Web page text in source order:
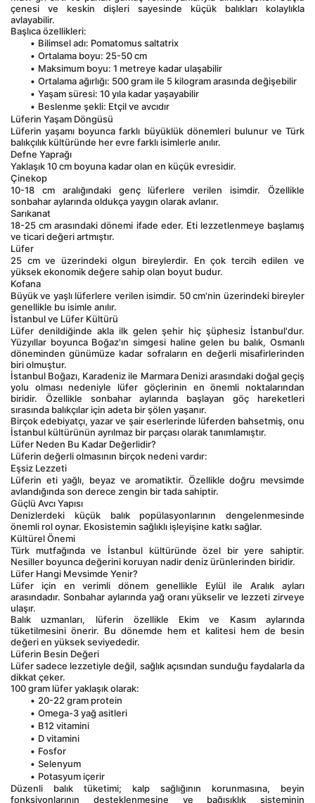
çenesi ve keskin dişleri sayesinde küçük balıkları kolaylıkla
avlayabilir.
Başlıca özellikleri:
Bilimsel adı: Pomatomus saltatrix
Ortalama boyu: 25-50 cm
Maksimum boyu: 1 metreye kadar ulaşabilir
Ortalama ağırlığı: 500 gram ile 5 kilogram arasında değişebilir
Yaşam süresi: 10 yıla kadar yaşayabilir
Beslenme şekli: Etçil ve avcıdır
Lüferin Yaşam Döngüsü
Lüferin yaşamı boyunca farklı büyüklük dönemleri bulunur ve Türk
balıkçılık kültüründe her evre farklı isimlerle anılır.
Defne Yaprağı
Yaklaşık 10 cm boyuna kadar olan en küçük evresidir.
Çinekop
10-18 cm aralığındaki genç lüferlere verilen isimdir. Özellikle
sonbahar aylarında oldukça yaygın olarak avlanır.
Sarıkanat
18-25 cm arasındaki dönemi ifade eder. Eti lezzetlenmeye başlamış
ve ticari değeri artmıştır.
Lüfer
25 cm ve üzerindeki olgun bireylerdir. En çok tercih edilen ve
yüksek ekonomik değere sahip olan boyut budur.
Kofana
Büyük ve yaşlı lüferlere verilen isimdir. 50 cm'nin üzerindeki bireyler
genellikle bu isimle anılır.
İstanbul ve Lüfer Kültürü
Lüfer denildiğinde akla ilk gelen şehir hiç şüphesiz İstanbul'dur.
Yüzyıllar boyunca Boğaz'ın simgesi haline gelen bu balık, Osmanlı
döneminden günümüze kadar sofraların en değerli misafirlerinden
biri olmuştur.
İstanbul Boğazı, Karadeniz ile Marmara Denizi arasındaki doğal geçiş
yolu olması nedeniyle lüfer göçlerinin en önemli noktalarından
biridir. Özellikle sonbahar aylarında başlayan göç hareketleri
sırasında balıkçılar için adeta bir şölen yaşanır.
Birçok edebiyatçı, yazar ve şair eserlerinde lüferden bahsetmiş, onu
İstanbul kültürünün ayrılmaz bir parçası olarak tanımlamıştır.
Lüfer Neden Bu Kadar Değerlidir?
Lüferin değerli olmasının birçok nedeni vardır:
Eşsiz Lezzeti
Lüferin eti yağlı, beyaz ve aromatiktir. Özellikle doğru mevsimde
avlandığında son derece zengin bir tada sahiptir.
Güçlü Avcı Yapısı
Denizlerdeki küçük balık popülasyonlarının dengelenmesinde
önemli rol oynar. Ekosistemin sağlıklı işleyişine katkı sağlar.
Kültürel Önemi
Türk mutfağında ve İstanbul kültüründe özel bir yere sahiptir.
Nesiller boyunca değerini koruyan nadir deniz ürünlerinden biridir.
Lüfer Hangi Mevsimde Yenir?
Lüfer için en verimli dönem genellikle Eylül ile Aralık ayları
arasındadır. Sonbahar aylarında yağ oranı yükselir ve lezzeti zirveye
ulaşır.
Balık uzmanları, lüferin özellikle Ekim ve Kasım aylarında
tüketilmesini önerir. Bu dönemde hem et kalitesi hem de besin
değeri en yüksek seviyededir.
Lüferin Besin Değeri
Lüfer sadece lezzetiyle değil, sağlık açısından sunduğu faydalarla da
dikkat çeker.
100 gram lüfer yaklaşık olarak:
20-22 gram protein
Omega-3 yağ asitleri
B12 vitamini
D vitamini
Fosfor
Selenyum
Potasyum içerir
Düzenli balık tüketimi; kalp sağlığının korunmasına, beyin
fonksiyonlarının desteklenmesine ve bağışıklık sisteminin